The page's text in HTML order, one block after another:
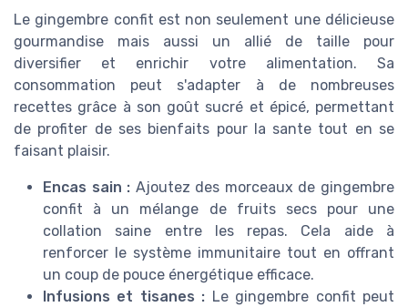
Le gingembre confit est non seulement une délicieuse
gourmandise mais aussi un allié de taille pour
diversifier et enrichir votre alimentation. Sa
consommation peut s'adapter à de nombreuses
recettes grâce à son goût sucré et épicé, permettant
de profiter de ses bienfaits pour la sante tout en se
faisant plaisir.
Encas sain : Ajoutez des morceaux de gingembre
confit à un mélange de fruits secs pour une
collation saine entre les repas. Cela aide à
renforcer le système immunitaire tout en offrant
un coup de pouce énergétique efficace.
Infusions et tisanes : Le gingembre confit peut